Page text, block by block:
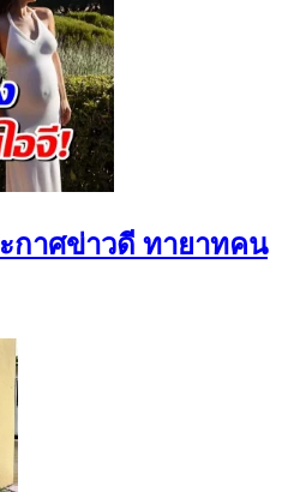
กาศข่าวดี ทายาทคน